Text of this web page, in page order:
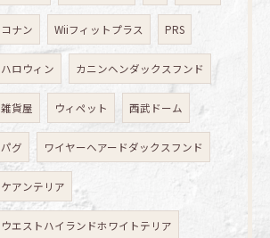
コナン Wiiフィットプラス PRS
ハロウィン カニンヘンダックスフンド
雑貨屋 ウィペット 西武ドーム
パグ ワイヤーヘアードダックスフンド
ケアンテリア
ウエストハイランドホワイトテリア